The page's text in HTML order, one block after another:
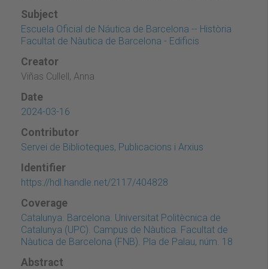
Subject
Escuela Oficial de Náutica de Barcelona -- Història
Facultat de Nàutica de Barcelona - Edificis
Creator
Viñas Cullell, Anna
Date
2024-03-16
Contributor
Servei de Biblioteques, Publicacions i Arxius
Identifier
https://hdl.handle.net/2117/404828
Coverage
Catalunya. Barcelona. Universitat Politècnica de
Catalunya (UPC). Campus de Nàutica. Facultat de
Nàutica de Barcelona (FNB). Pla de Palau, núm. 18
Abstract